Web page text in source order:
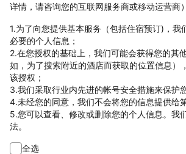
详情，请咨询您的互联网服务商或移动运营商
1.为了向您提供基本服务（包括住宿预订)，我
必要的个人信息；
2.在您授权的基础上，我们可能会获得您的其
如，为了搜索附近的酒店而获取的位置信息）
该授权；
3.我们采取行业内先进的帐号安全措施来保护
4.未经您的同意，我们不会将您的信息提供给
5.您可以查看、修改或删除您的个人信息。我
法。
全选